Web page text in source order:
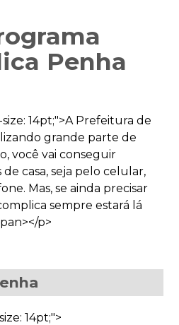
Penha
14pt;">A Prefeitura de
grande parte de
você vai conseguir
de casa, seja pelo celular,
Mas, se ainda precisar
sempre estará lá
p>
14pt;">